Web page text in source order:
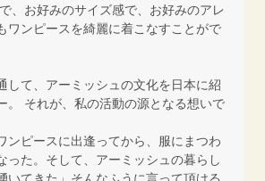
、お好みのサイズ感で、お好みのアレ
ワンピースを綺麗に着こなすことがで
して、アーミッシュの文化を日本に紹
。 それが、私の活動の源となる想いで
ンピースに出逢ってから、服にまつわ
った。そして、アーミッシュの暮らし